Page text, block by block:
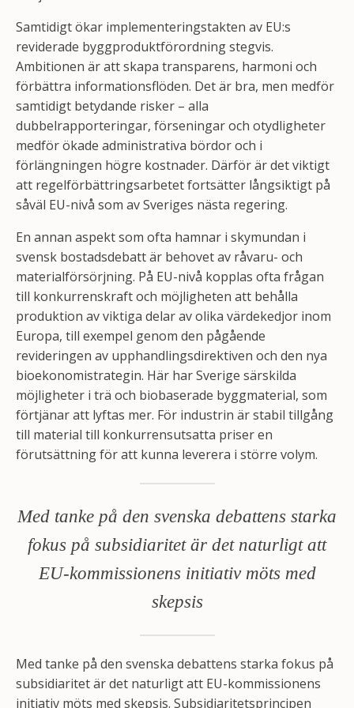
Samtidigt ökar implementeringstakten av EU:s
reviderade byggproduktförordning stegvis.
Ambitionen är att skapa transparens, harmoni och
förbättra informationsflöden. Det är bra, men medför
samtidigt betydande risker – alla
dubbelrapporteringar, förseningar och otydligheter
medför ökade administrativa bördor och i
förlängningen högre kostnader. Därför är det viktigt
att regelförbättringsarbetet fortsätter långsiktigt på
såväl EU-nivå som av Sveriges nästa regering.
En annan aspekt som ofta hamnar i skymundan i
svensk bostadsdebatt är behovet av råvaru- och
materialförsörjning. På EU-nivå kopplas ofta frågan
till konkurrenskraft och möjligheten att behålla
produktion av viktiga delar av olika värdekedjor inom
Europa, till exempel genom den pågående
revideringen av upphandlingsdirektiven och den nya
bioekonomistrategin. Här har Sverige särskilda
möjligheter i trä och biobaserade byggmaterial, som
förtjänar att lyftas mer. För industrin är stabil tillgång
till material till konkurrensutsatta priser en
förutsättning för att kunna leverera i större volym.
Med tanke på den svenska debattens starka
fokus på subsidiaritet är det naturligt att
EU-kommissionens initiativ möts med
skepsis
Med tanke på den svenska debattens starka fokus på
subsidiaritet är det naturligt att EU-kommissionens
initiativ möts med skepsis. Subsidiaritetsprincipen